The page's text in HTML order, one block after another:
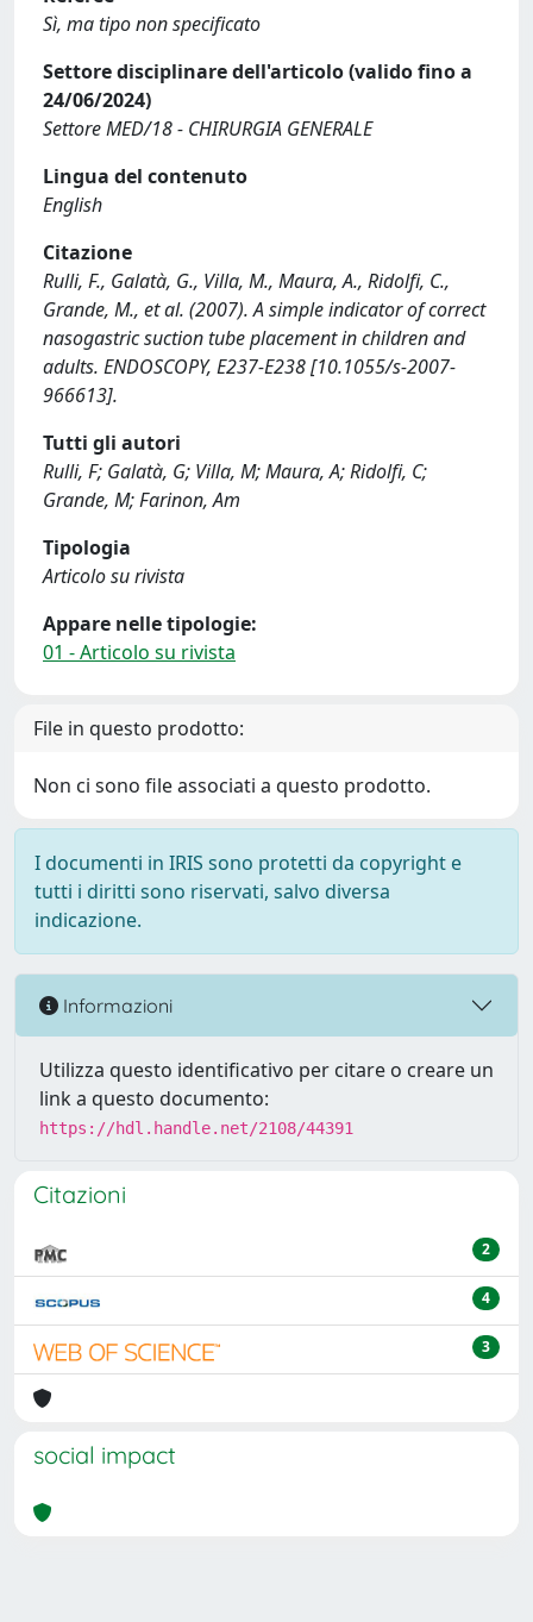
Sì, ma tipo non specificato
Settore disciplinare dell'articolo (valido fino a
24/06/2024)
Settore MED/18 - CHIRURGIA GENERALE
Lingua del contenuto
English
Citazione
Rulli, F., Galatà, G., Villa, M., Maura, A., Ridolfi, C.,
Grande, M., et al. (2007). A simple indicator of correct
nasogastric suction tube placement in children and
adults. ENDOSCOPY, E237-E238 [10.1055/s-2007-
966613].
Tutti gli autori
Rulli, F; Galatà, G; Villa, M; Maura, A; Ridolfi, C;
Grande, M; Farinon, Am
Tipologia
Articolo su rivista
Appare nelle tipologie:
01 - Articolo su rivista
File in questo prodotto:
Non ci sono file associati a questo prodotto.
I documenti in IRIS sono protetti da copyright e
tutti i diritti sono riservati, salvo diversa
indicazione.
Informazioni
Utilizza questo identificativo per citare o creare un
link a questo documento:
https://hdl.handle.net/2108/44391
Citazioni
2
4
3
social impact